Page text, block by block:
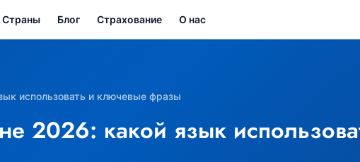
Страны Блог Страхование О нас
использовать и ключевые фразы
2026: какой язык